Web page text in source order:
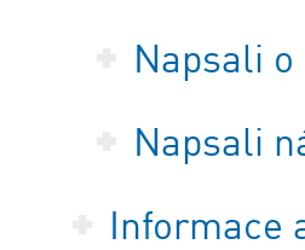
Napsali o
Napsali
Informace